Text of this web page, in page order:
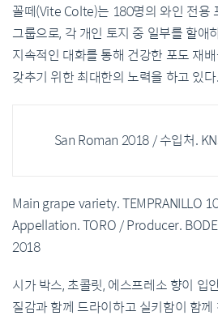
꼴떼(Vite Colte)는 180명의 와인 전용
그룹으로, 각 개인 토지 중 일부를 할애
지속적인 대화를 통해 건강한 포도 재
갖추기 위한 최대한의 노력을 하고 있다.
San Roman 2018 / 수입처.
Main grape variety. TEMPRANILLO
Appellation. TORO / Producer.
2018
시가 박스, 초콜릿, 에스프레소 향이 입
질감과 함께 드라이하고 실키함이 함